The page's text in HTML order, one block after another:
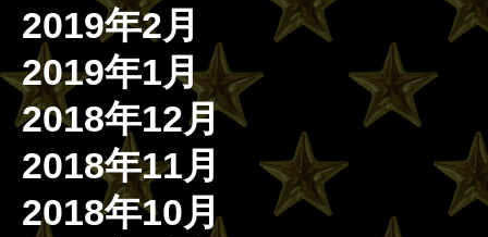
2019年2月
2019年1月
2018年12月
2018年11月
2018年10月